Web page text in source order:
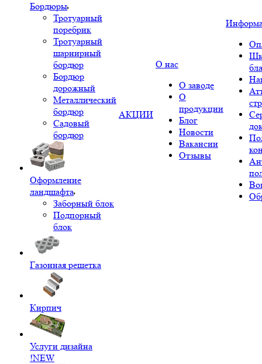
Бордюры
Тротуарный
поребрик
Тротуарный
шарнирный
бордюр
Бордюр
дорожный
Металлический
бордюр
Садовый
бордюр
Оформление
ландшафта
Заборный блок
Подпорный
блок
Газонная решетка
Кирпич
Услуги дизайна
!NEW
АКЦИИ
О нас
О заводе
О
продукции
Блог
Новости
Вакансии
Отзывы